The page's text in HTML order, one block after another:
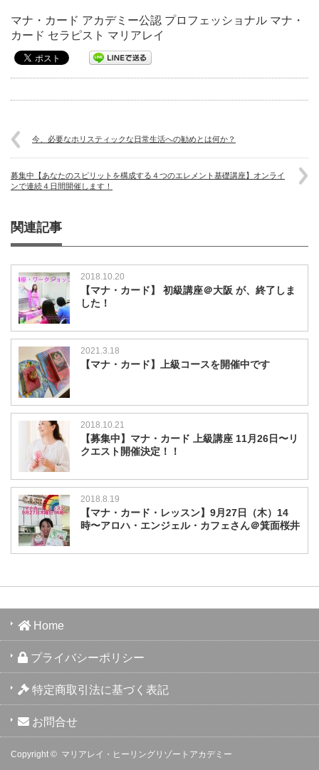
マナ・カード アカデミー公認 プロフェッショナル マナ・
カード セラピスト マリアレイ
今、必要なホリスティックな日常生活への勧めとは何か？
募集中【あなたのスピリットを構成する４つのエレメント基礎講座】オンライ
ンで連続４日間開催します！
関連記事
2018.10.20
【マナ・カード】 初級講座＠大阪 が、終了しま
した！
2021.3.18
【マナ・カード】上級コースを開催中です
2018.10.21
【募集中】マナ・カード 上級講座 11月26日〜リ
クエスト開催決定！！
2018.8.19
【マナ・カード・レッスン】9月27日（木）14
時〜アロハ・エンジェル・カフェさん＠箕面桜井
Home
プライバシーポリシー
特定商取引法に基づく表記
お問合せ
Copyright © マリアレイ・ヒーリングリゾートアカデミー